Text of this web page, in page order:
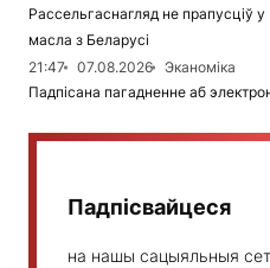
Рассельгаснагляд не прапусціў
масла з Беларусі
21:47
07.08.2026
Эканоміка
Падпісана пагадненне аб
Падпісвайцеся
на нашы сацыяльныя